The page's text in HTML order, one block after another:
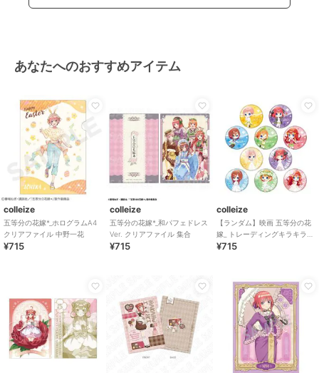
あなたへのおすすめアイテム
colleize
五等分の花嫁*_ホログラムA4
クリアファイル 中野一花
¥715
colleize
五等分の花嫁*_和パフェドレス
Ver. クリアファイル 集合
¥715
colleize
【ランダム】映画 五等分の花
嫁_ トレーディングキラキラ缶
バッジ 1pcs
¥715